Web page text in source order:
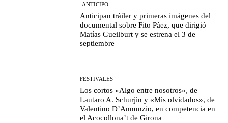
-ANTICIPO
Anticipan tráiler y primeras imágenes del
documental sobre Fito Páez, que dirigió
Matías Gueilburt y se estrena el 3 de
septiembre
FESTIVALES
Los cortos «Algo entre nosotros», de
Lautaro A. Schurjin y «Mis olvidados», de
Valentino D’Annunzio, en competencia en
el Acocollona’t de Girona